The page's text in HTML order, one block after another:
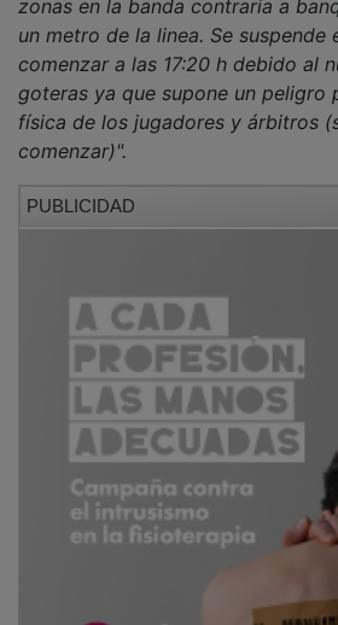
Una gran tormenta de viento
sorprendió a los seguntinos
Alerta por lluvias y tormentas
este viernes